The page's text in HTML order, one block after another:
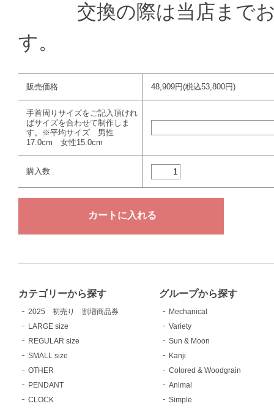
交換の際は当店までお
す。
販売価格 48,909円(税込53,800円)
手首周りサイズをご記入頂けれ
ばサイズを合わせて制作しま
す。※平均サイズ 男性
17.0cm 女性15.0cm
購入数
カテゴリーから探す
2025 初売り 割増商品券
LARGE size
REGULAR size
SMALL size
OTHER
PENDANT
CLOCK
グループから探す
Mechanical
Variety
Sun & Moon
Kanji
Colored & Woodgrain
Animal
Simple